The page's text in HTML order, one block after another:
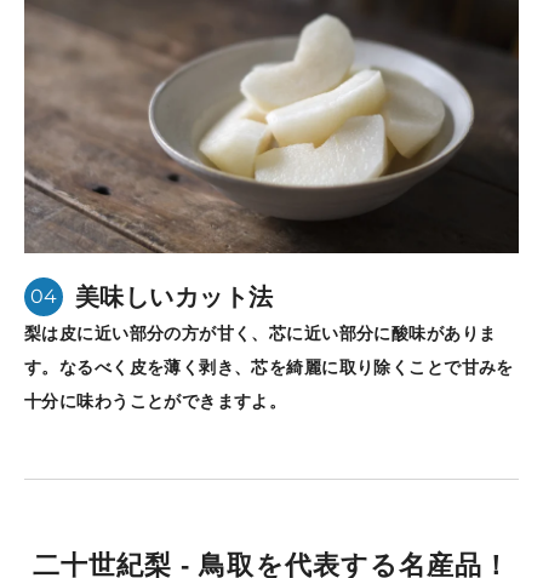
04 美味しいカット法
梨は皮に近い部分の方が甘く、芯に近い部分に酸味がありま
す。なるべく皮を薄く剥き、芯を綺麗に取り除くことで甘みを
十分に味わうことができますよ。
コ
二十世紀梨 - 鳥取を代表する名産品！